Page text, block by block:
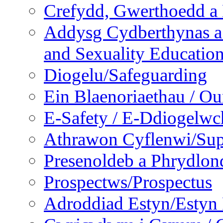
Crefydd, Gwerthoedd
Addysg Cydberthynas
and Sexuality
Diogelu/Safeguarding
Ein Blaenoriaethau /
E-Safety / E-
Athrawon Cyflenwi/
Presenoldeb a
Prospectws/Prospectus
Adroddiad Estyn/Estyn